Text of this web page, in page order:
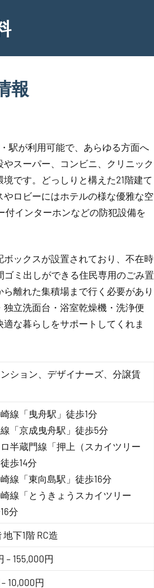
報
駅が利用可能で、あらゆる方面へ
スーパー、コンビニ、クリニック
です。どっしりと構えた21階建て
ロビーにはホテルの様な優雅な空
付インターホンなどの防犯設備を
ックスが設置されており、不在時
ミ出しができる住民専用のごみ置
離れた集積場まで行く必要があり
立洗面台・浴室乾燥機・洗浄便
な暮らしをサポートしてくれま
ション、デザイナーズ、分譲賃
線「曳舟駅」徒歩1分
「京成曳舟駅」徒歩5分
半蔵門線「押上（スカイツリー
歩14分
線「東向島駅」徒歩16分
線「とうきょうスカイツリー
分
下1階 RC造
– 155,000円
10,000円